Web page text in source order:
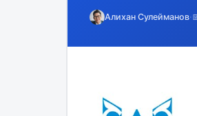
Алихан Сулейманов·